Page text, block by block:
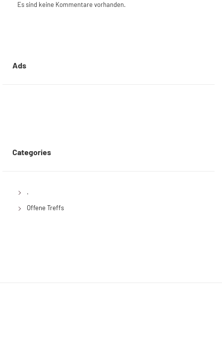
Es sind keine Kommentare vorhanden.
Ads
Categories
.
Offene Treffs